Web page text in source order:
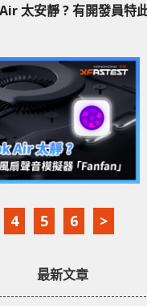
太安靜 ? 有開發員特
4 5 6 >
最新文章